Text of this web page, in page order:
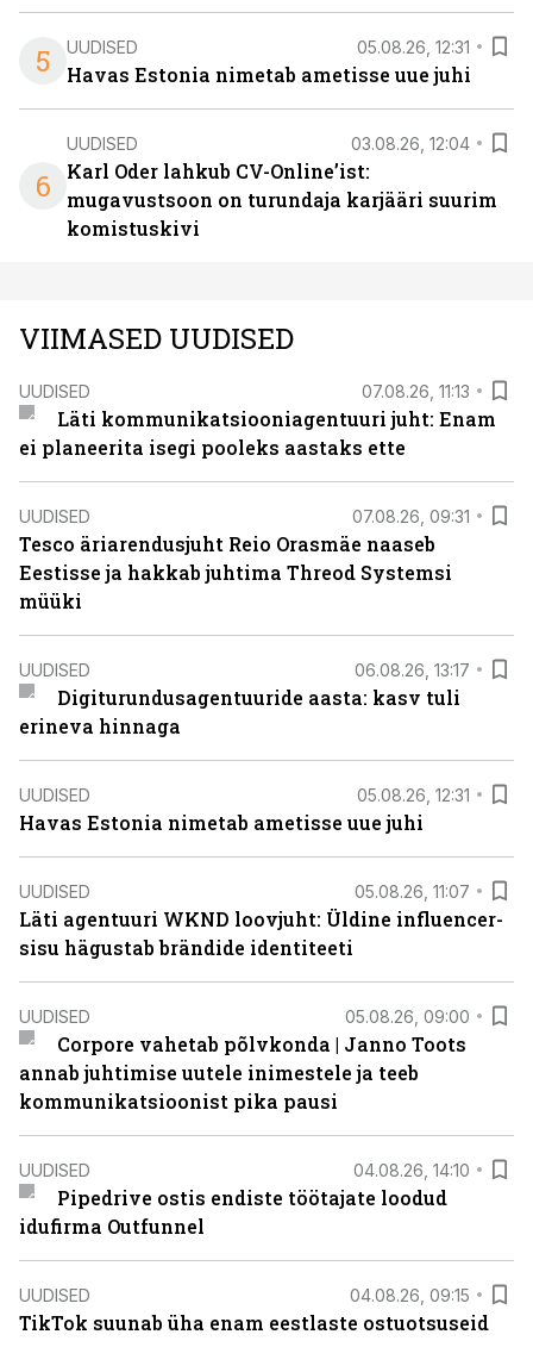
5 UUDISED 05.08.26, 12:31
Havas Estonia nimetab ametisse uue juhi
6
UUDISED 03.08.26, 12:04
Karl Oder lahkub CV-Online’ist:
mugavustsoon on turundaja karjääri suurim
komistuskivi
VIIMASED UUDISED
UUDISED 07.08.26, 11:13
Läti kommunikatsiooniagentuuri juht: Enam
ei planeerita isegi pooleks aastaks ette
UUDISED 07.08.26, 09:31
Tesco äriarendusjuht Reio Orasmäe naaseb
Eestisse ja hakkab juhtima Threod Systemsi
müüki
UUDISED 06.08.26, 13:17
Digiturundusagentuuride aasta: kasv tuli
erineva hinnaga
UUDISED 05.08.26, 12:31
Havas Estonia nimetab ametisse uue juhi
UUDISED 05.08.26, 11:07
Läti agentuuri WKND loovjuht: Üldine influencer-
sisu hägustab brändide identiteeti
UUDISED 05.08.26, 09:00
Corpore vahetab põlvkonda | Janno Toots
annab juhtimise uutele inimestele ja teeb
kommunikatsioonist pika pausi
UUDISED 04.08.26, 14:10
Pipedrive ostis endiste töötajate loodud
idufirma Outfunnel
UUDISED 04.08.26, 09:15
TikTok suunab üha enam eestlaste ostuotsuseid